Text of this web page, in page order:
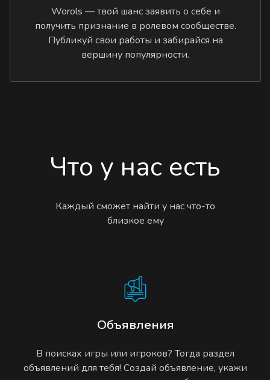
Worols — твой шанс заявить о себе и
получить признание в ролевом сообществе.
Публикуй свои работы и забирайся на
вершину популярности.
Что у нас есть
Каждый сможет найти у нас что-то
близкое ему
Объявления
В поисках игры или игроков? Тогда раздел
объявлений для тебя! Создай объявление, укажи